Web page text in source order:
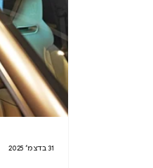
31 בדצמ׳ 2025